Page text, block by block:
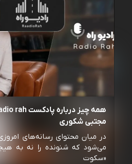
مجتبی شکوری
در میان محتوای رسانه‌های
می‌شود که شنونده را نه به
«سکوت